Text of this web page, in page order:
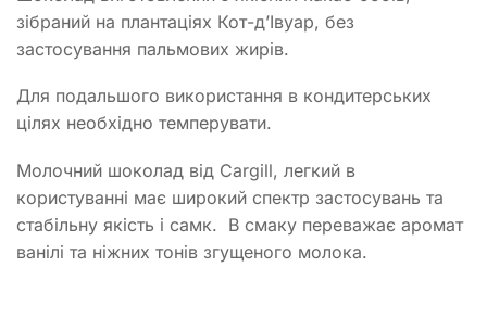
зібраний на плантаціях Кот-д’Івуар, без
застосування пальмових жирів.
Для подальшого використання в кондитерських
цілях необхідно темперувати.
Молочний шоколад від Cargill, легкий в
користуванні має широкий спектр застосувань та
стабільну якість і самк. В смаку переважає аромат
ванілі та ніжних тонів згущеного молока.